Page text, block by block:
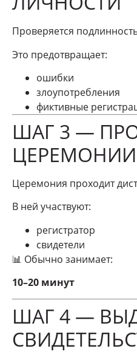
Проверяется
Это предотвращает:
ошибки
злоупотребления
фиктивные
ШАГ 3 —
ЦЕРЕМОНИИ
Церемония проходит
В ней участвуют:
регистратор
свидетели
📊 Обычно занимает:
10–20 минут
ШАГ 4 —